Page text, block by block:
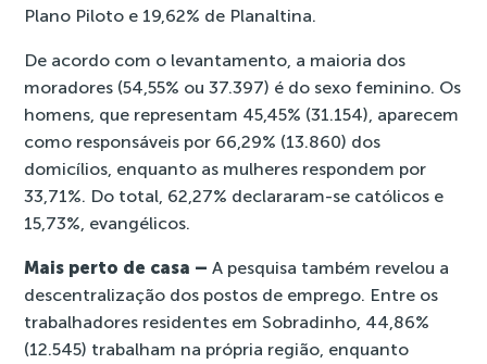
Plano Piloto e 19,62% de Planaltina.
De acordo com o levantamento, a maioria dos
moradores (54,55% ou 37.397) é do sexo feminino. Os
homens, que representam 45,45% (31.154), aparecem
como responsáveis por 66,29% (13.860) dos
domicílios, enquanto as mulheres respondem por
33,71%. Do total, 62,27% declararam-se católicos e
15,73%, evangélicos.
Mais perto de casa –A pesquisa também revelou a
descentralização dos postos de emprego. Entre os
trabalhadores residentes em Sobradinho, 44,86%
(12.545) trabalham na própria região, enquanto